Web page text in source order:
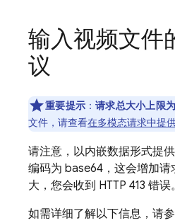
输入视频文件
议
重要提示 ： 请求总大小上限
文件，请查看在多模态请求中提
请注意，以内嵌数据形式提
编码为 base64，这会增加请
大，您会收到 HTTP 413 错误。
如需详细了解以下信息，请